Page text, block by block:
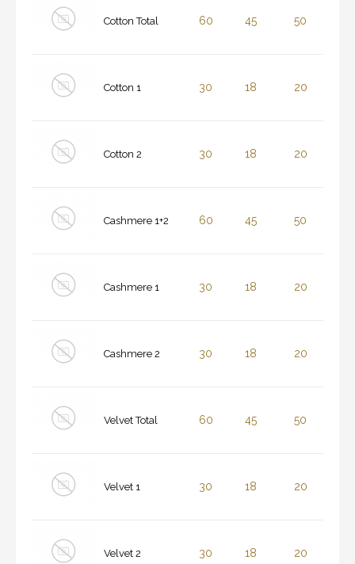
Cotton Total 60 45 50
Cotton 1 30 18 20
Cotton 2 30 18 20
Cashmere 1+2 60 45 50
Cashmere 1 30 18 20
Cashmere 2 30 18 20
Velvet Total 60 45 50
Velvet 1 30 18 20
Velvet 2 30 18 20